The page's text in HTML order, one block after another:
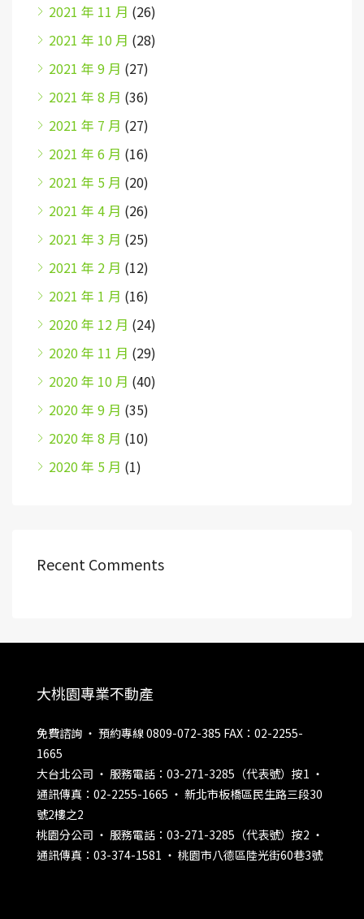
2021 年 11 月 (26)
2021 年 10 月 (28)
2021 年 9 月 (27)
2021 年 8 月 (36)
2021 年 7 月 (27)
2021 年 6 月 (16)
2021 年 5 月 (20)
2021 年 4 月 (26)
2021 年 3 月 (25)
2021 年 2 月 (12)
2021 年 1 月 (16)
2020 年 12 月 (24)
2020 年 11 月 (29)
2020 年 10 月 (40)
2020 年 9 月 (35)
2020 年 8 月 (10)
2020 年 5 月 (1)
Recent Comments
大桃園專業不動產
免費諮詢 ‧ 預約專線 0809-072-385 FAX：02-2255-
1665
大台北公司 ‧ 服務電話：03-271-3285（代表號）按1 ‧
通訊傳真：02-2255-1665 ‧ 新北市板橋區民生路三段30
號2樓之2
桃園分公司 ‧ 服務電話：03-271-3285（代表號）按2 ‧
通訊傳真：03-374-1581 ‧ 桃園市八德區陸光街60巷3號